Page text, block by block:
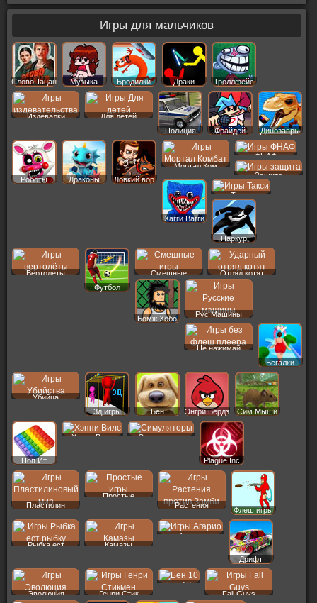
Игры для мальчиков
СловоПацана Музыка Бродилки Драки Троллфейс
Издевалки
Для детей
Полиция
Фрайдей Динозавры
Роботы Драконы Ловкий вор
Мортал Ком
ФНАФ
Защита
Хагги Вагги
Такси
Паркур
Вертолеты
Футбол
Смешные Отряд котят
Бомж Хобо
Рус Машины
Не нажимай
Бегалки
Убийца
3д игры
Бен Энгри Бердз Сим Мыши
Поп Ит
Хэппи Вилс Симуляторы
Plague Inc
Пластилин
Простые
Растения
Флеш игры
Рыбка ест Камазы
Агарио
Дрифт
Эволюция Генри Стик
Бен 10
Fall Guys